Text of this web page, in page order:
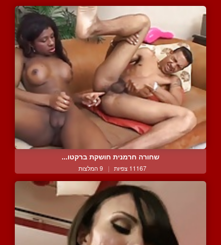
שחורה חרמנית חושקת ברקטו...
11167 צפיות | 9 המלצות